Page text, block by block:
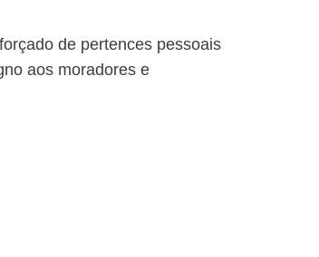
de pertences pessoais
aos moradores e